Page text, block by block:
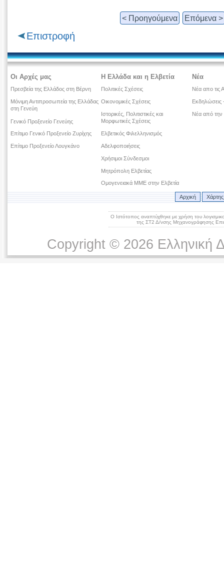
< Προηγούμενα Επόμενα >
Επιστροφή
Οι Αρχές μας
Πρεσβεία της Ελλάδος στη Βέρνη
Μόνιμη Αντιπροσωπεία της Ελλάδας
στη Γενεύη
Γενικό Προξενείο Γενεύης
Επίτιμο Γενικό Προξενείο Ζυρίχης
Επίτιμο Προξενείο Λουγκάνο
Η Ελλάδα και η Ελβετία
Πολιτικές Σχέσεις
Οικονομικές Σχέσεις
Ιστορικές, Πολιτιστικές και
Μορφωτικές Σχέσεις
Ελβετικός Φιλελληνισμός
Αδελφοποιήσεις
Χρήσιμοι Σύνδεσμοι
Μητρόπολη Ελβετίας
Ομογενειακά ΜΜΕ στην Ελβετία
Νέα
Νέα απο τις
Εκδηλώσεις
Νέα από την
Αρχική
Ο Ιστότοπος αναπτύχθηκε με χρήση του
της ΣΤ2 Δ/νσης Μηχανογράφησης
Copyright © 2026 Ελληνική